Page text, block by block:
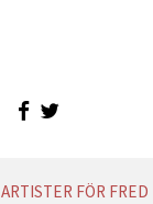
ARTISTER FÖR FRED